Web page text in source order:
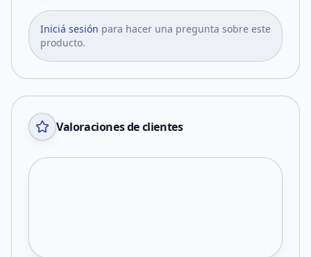
Iniciá sesión para hacer una pregunta sobre este
producto.
Valoraciones de clientes